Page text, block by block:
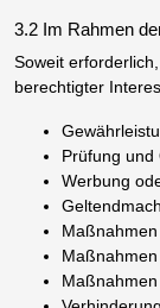
3.2 Im Rahmen
Soweit
berechtigter
Prüfung und
Werbung